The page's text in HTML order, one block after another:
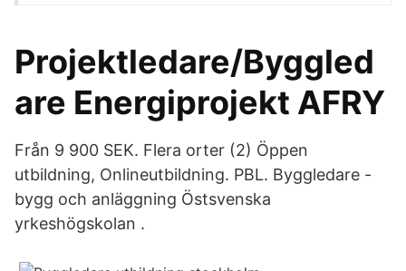
Projektledare/Byggled
are Energiprojekt AFRY
Från 9 900 SEK. Flera orter (2) Öppen
utbildning, Onlineutbildning. PBL. Byggledare -
bygg och anläggning Östsvenska
yrkeshögskolan .